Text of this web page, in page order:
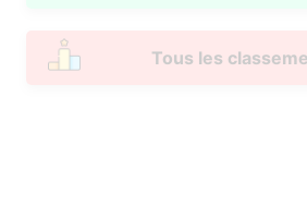
Tous les